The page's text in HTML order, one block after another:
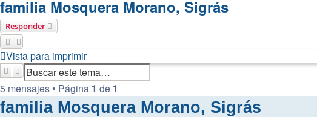
familia Mosquera Morano, Sigrás
Responder
Vista para imprimir
BuscarBúsqueda avanzada
5 mensajes • Página 1 de 1
familia Mosquera Morano, Sigrás